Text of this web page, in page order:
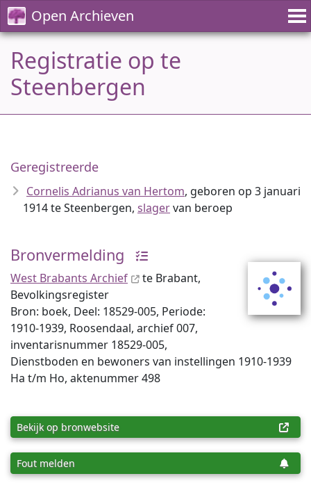
Open Archieven
Registratie op te
Steenbergen
Geregistreerde
Cornelis Adrianus van Hertom, geboren op 3 januari
1914 te Steenbergen, slagervan beroep
Bronvermelding
West Brabants Archief
te Brabant,
Bevolkingsregister
Bron: boek, Deel: 18529-005, Periode:
1910-1939, Roosendaal, archief 007,
inventaris­num­mer 18529-005,
Dienstboden en bewoners van instellingen 1910-1939
Ha t/m Ho, aktenummer 498
Bekijk op bronwebsite
Fout melden